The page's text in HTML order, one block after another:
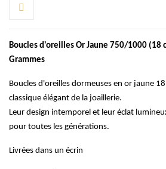
Boucles d'oreilles Or Jaune 750/1000 (18
Grammes
Boucles d'oreilles dormeuses en or jaune
classique élégant de la joaillerie.
Leur design intemporel et leur éclat
pour toutes les générations.
Livrées dans un écrin